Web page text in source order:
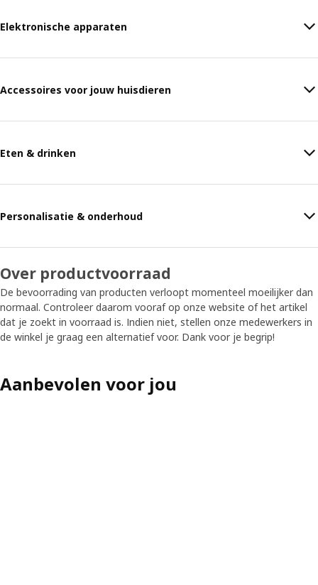
Elektronische apparaten
Accessoires voor jouw huisdieren
Eten & drinken
Personalisatie & onderhoud
Over productvoorraad
De bevoorrading van producten verloopt momenteel moeilijker dan
normaal. Controleer daarom vooraf op onze website of het artikel
dat je zoekt in voorraad is. Indien niet, stellen onze medewerkers in
de winkel je graag een alternatief voor. Dank voor je begrip!
Aanbevolen voor jou